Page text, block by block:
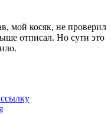
мой косяк, не проверил
отписал. Но сути это